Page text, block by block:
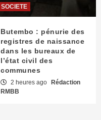
SOCIETE
Butembo : pénurie des
registres de naissance
dans les bureaux de
l’état civil des
communes
2 heures ago
Rédaction
RMBB